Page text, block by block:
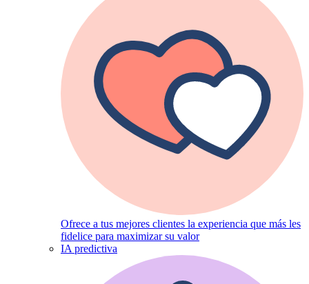
Ofrece a tus mejores clientes la experiencia que más les
fidelice para maximizar su valor
IA predictiva